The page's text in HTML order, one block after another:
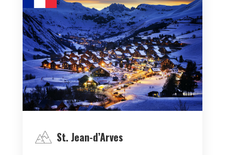
St. Jean-d’Arves